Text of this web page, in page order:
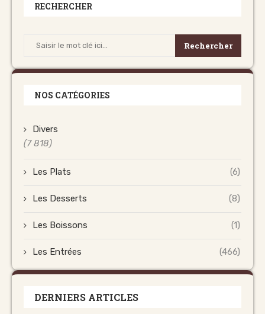
RECHERCHER
Rechercher
NOS CATÉGORIES
Divers
(7 818)
Les Plats (6)
Les Desserts (8)
Les Boissons (1)
Les Entrées (466)
DERNIERS ARTICLES